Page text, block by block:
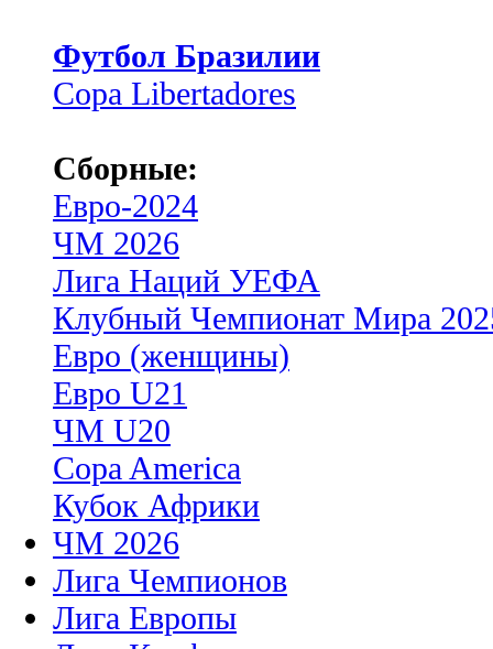
Футбол Бразилии
Copa Libertadores
Сборные:
Евро-2024
ЧМ 2026
Лига Наций УЕФА
Клубный Чемпионат Мира
Евро (женщины)
Евро U21
ЧМ U20
Copa America
Кубок Африки
ЧМ 2026
Лига Чемпионов
Лига Европы